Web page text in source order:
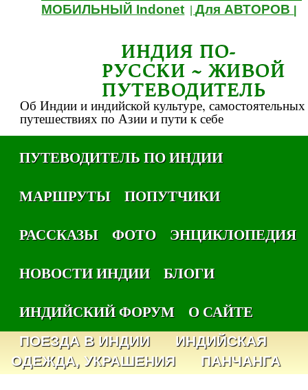
МОБИЛЬНЫЙ Indonet |Для АВТОРОВ
ИНДИЯ ПО-
РУССКИ ~ ЖИВОЙ
ПУТЕВОДИТЕЛЬ
Об Индии и индийской культуре, самостоятельных
путешествиях по Азии и пути к себе
ПУТЕВОДИТЕЛЬ ПО ИНДИИ
МАРШРУТЫ
ПОПУТЧИКИ
РАССКАЗЫ
ФОТО
ЭНЦИКЛОПЕДИЯ
НОВОСТИ ИНДИИ
БЛОГИ
ИНДИЙСКИЙ ФОРУМ
О САЙТЕ
ПОЕЗДА В ИНДИИ
ИНДИЙСКАЯ
ОДЕЖДА, УКРАШЕНИЯ
ПАНЧАНГА